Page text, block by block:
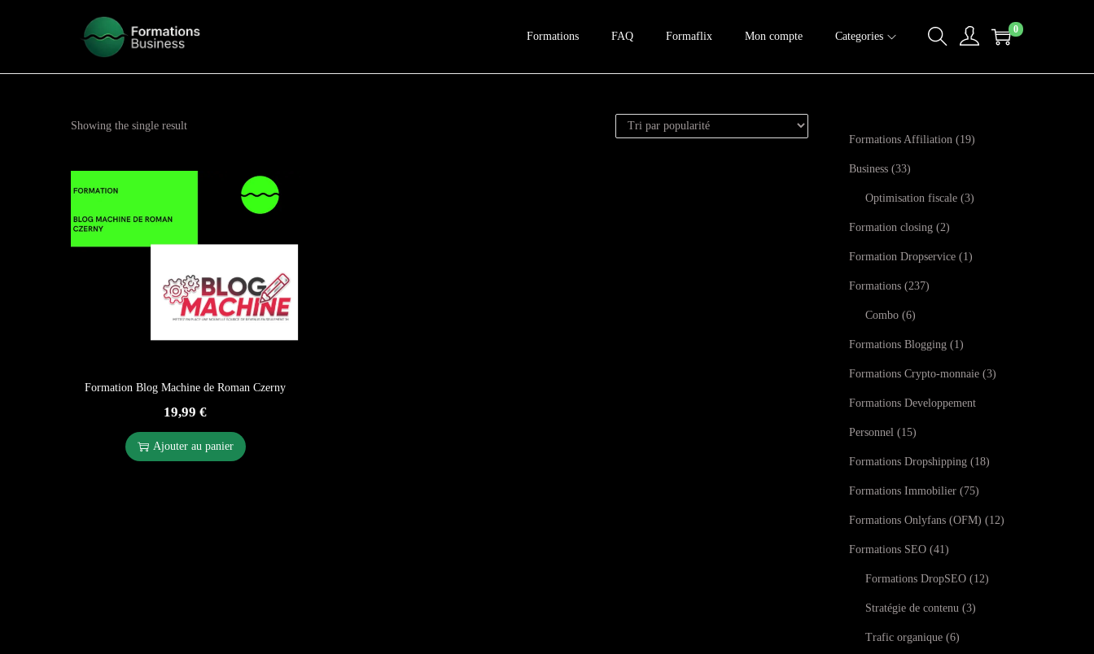
Formations FAQ Formaflix Mon compte Categories
0
Showing the single result
Formation Blog Machine de Roman Czerny
19,99€
Ajouter au panier
Formations Affiliation 19
Business 33
Optimisation fiscale 3
Formation closing 2
Formation Dropservice 1
Formations 237
Combo 6
Formations Blogging 1
Formations Crypto-monnaie 3
Formations Developpement
Personnel 15
Formations Dropshipping 18
Formations Immobilier 75
Formations Onlyfans (OFM) 12
Formations SEO 41
Formations DropSEO 12
Stratégie de contenu 3
Trafic organique 6